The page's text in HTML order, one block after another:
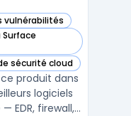
vulnérabilités
sécurité cloud
produit dans
logiciels
EDR, firewall,